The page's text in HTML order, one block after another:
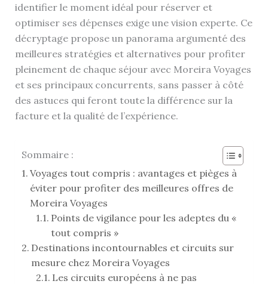
identifier le moment idéal pour réserver et
optimiser ses dépenses exige une vision experte. Ce
décryptage propose un panorama argumenté des
meilleures stratégies et alternatives pour profiter
pleinement de chaque séjour avec Moreira Voyages
et ses principaux concurrents, sans passer à côté
des astuces qui feront toute la différence sur la
facture et la qualité de l’expérience.
Sommaire :
Voyages tout compris : avantages et pièges à
éviter pour profiter des meilleures offres de
Moreira Voyages
Points de vigilance pour les adeptes du «
tout compris »
Destinations incontournables et circuits sur
mesure chez Moreira Voyages
Les circuits européens à ne pas